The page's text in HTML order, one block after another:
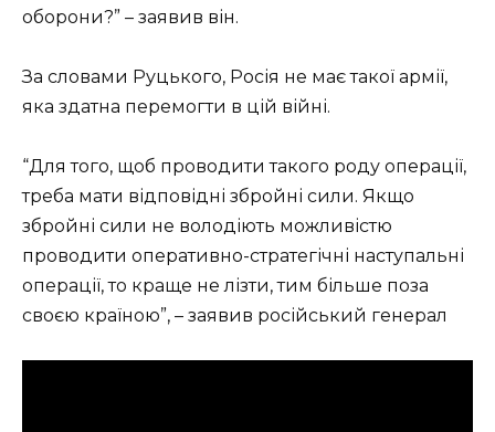
оборони?” – заявив він.
За словами Руцького, Росія не має такої армії,
яка здатна перемогти в цій війні.
“Для того, щоб проводити такого роду операції,
треба мати відповідні збройні сили. Якщо
збройні сили не володіють можливістю
проводити оперативно-стратегічні наступальні
операції, то краще не лізти, тим більше поза
своєю країною”, – заявив російський генерал